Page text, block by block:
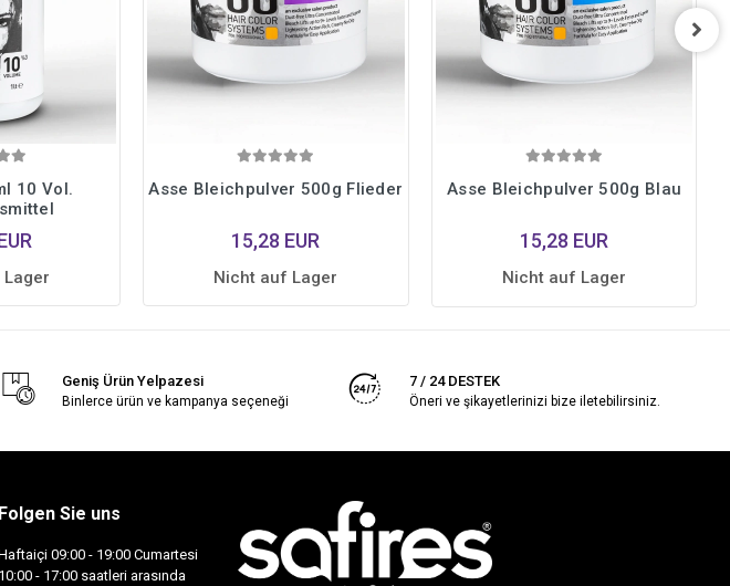
10 Vol.
Asse Bleichpulver 500g Flieder
15,28 EUR
Nicht auf Lager
Asse Bleichpulver 500g Blau
15,28 EUR
Nicht auf Lager
Geniş Ürün Yelpazesi
Binlerce ürün ve kampanya seçeneği
7 / 24 DESTEK
Öneri ve şikayetlerinizi bize iletebilirsiniz.
Folgen Sie uns
09:00 - 19:00 Cumartesi
10:00 - 17:00 saatleri arasında